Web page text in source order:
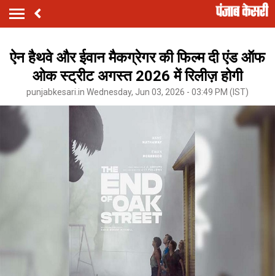
ऐन हैथवे और ईवान मैकग्रेगर की फिल्म दी एंड ऑफ
ओक स्ट्रीट अगस्त 2026 में रिलीज़ होगी
punjabkesari.in Wednesday, Jun 03, 2026 - 03:49 PM (IST)